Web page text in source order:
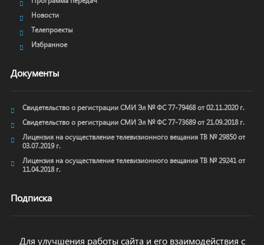
Новости
Телепроекты
Избранное
Документы
Свидетельство о регистрации СМИ Эл № ФС 77-79468 от 02.11.2020 г.
Свидетельство о регистрации СМИ Эл № ФС 77-73689 от 21.09.2018 г.
Лицензия на осуществление телевизионного вещания ТВ № 29850 от
03.07.2019 г.
Лицензия на осуществление телевизионного вещания ТВ № 29241 от
11.04.2018 г.
Подписка
Для улучшения работы сайта и его взаимодействия с